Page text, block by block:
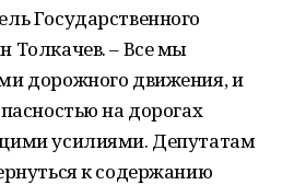
Государственного
Толкачев. – Все мы
дорожного движения, и
на дорогах
усилиями. Депутатам
к содержанию